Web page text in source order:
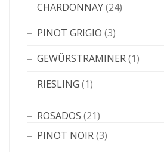
CHARDONNAY(24)
PINOT GRIGIO (3)
GEWÜRSTRAMINER(1)
RIESLING (1)
ROSADOS (21)
PINOT NOIR(3)